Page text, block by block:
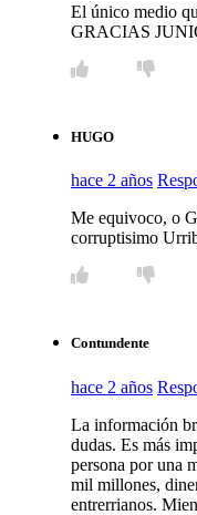
El único medio
GRACIAS
HUGO
hace 2 años
Me equivoco, o
corruptisimo
Contundente
hace 2 años
La información
dudas. Es más
persona por una
mil millones,
entrerrianos.